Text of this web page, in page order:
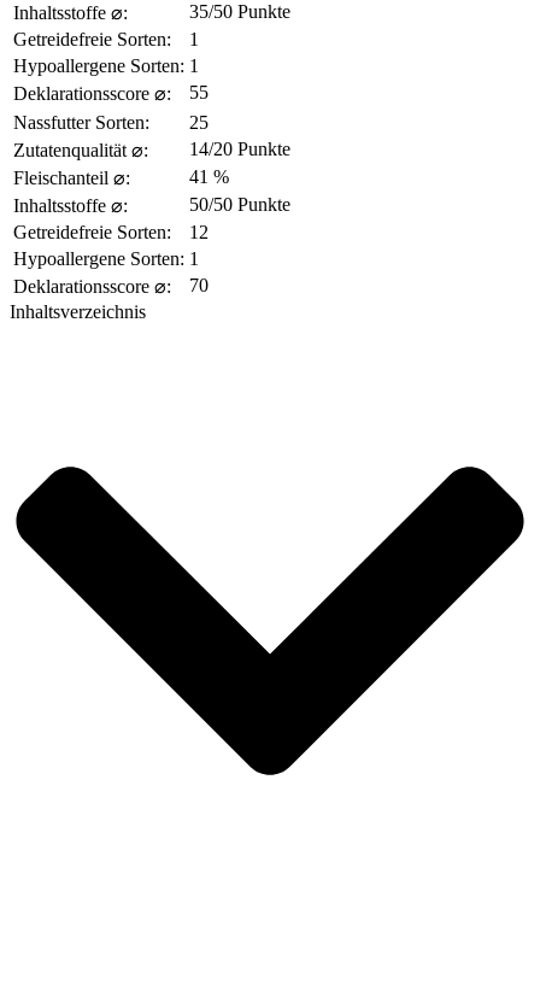
Inhaltsstoffe ⌀:
35/50 Punkte
Getreidefreie Sorten:
1
Hypoallergene Sorten: 1
Deklarationsscore ⌀:
55
Nassfutter Sorten:
25
Zutatenqualität ⌀:
14/20 Punkte
Fleischanteil ⌀:
41 %
Inhaltsstoffe ⌀:
50/50 Punkte
Getreidefreie Sorten:
12
Hypoallergene Sorten: 1
Deklarationsscore ⌀:
70
Inhaltsverzeichnis​